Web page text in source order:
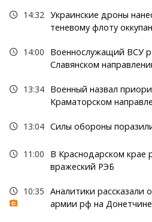
14:32 Украинские дроны
теневому флоту
14:00
Военнослужащий ВСУ
Славянском
13:34 Военный назвал
Краматорском
13:04 Силы обороны
11:00
В Краснодарском
вражеский РЭБ
10:35 Аналитики рассказали
армии рф на Донетчине